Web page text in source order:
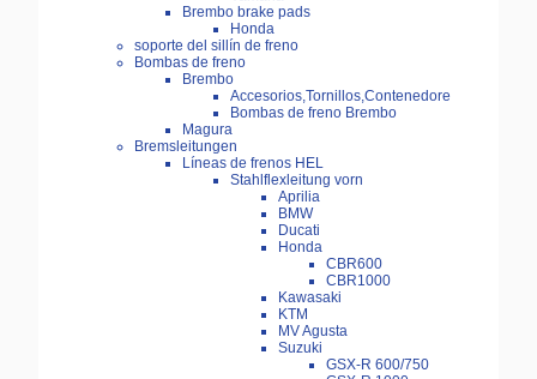
Brembo brake pads
Honda
soporte del sillín de freno
Bombas de freno
Brembo
Accesorios,Tornillos,Contenedore
Bombas de freno Brembo
Magura
Bremsleitungen
Líneas de frenos HEL
Stahlflexleitung vorn
Aprilia
BMW
Ducati
Honda
CBR600
CBR1000
Kawasaki
KTM
MV Agusta
Suzuki
GSX-R 600/750